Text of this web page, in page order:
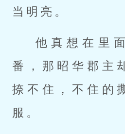
当明亮。
他真想在里
番，那昭华郡主
捺不住，不住的
服。